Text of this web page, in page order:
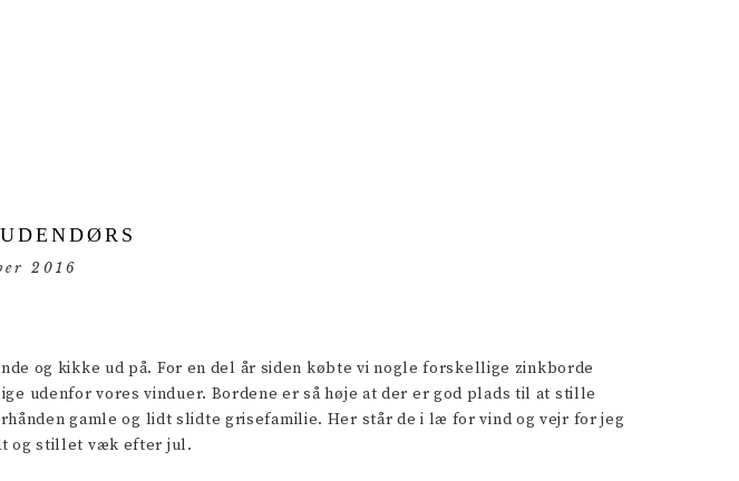
2016
og kikke ud på. For en del år siden købte vi nogle forskellige zinkborde
udenfor vores vinduer. Bordene er så høje at der er god plads til at stille
gamle og lidt slidte grisefamilie. Her står de i læ for vind og vejr for jeg
og stillet væk efter jul.